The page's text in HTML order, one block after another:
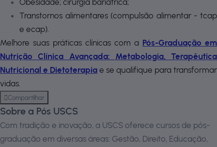
Obesidade; cirurgia bariátrica;
Transtornos alimentares (compulsão alimentar - tcap
e ecap).
Melhore suas práticas clínicas com a Pós-Graduação em
Nutrição Clínica Avançada: Metabologia, Terapêutica
Nutricional e Dietoterapia e se qualifique para transformar
vidas.
Compartilhar
Sobre a Pós USCS
Com tradição e inovação, a USCS oferece cursos de pós-
graduação em diversas áreas: Gestão, Direito, Educação,